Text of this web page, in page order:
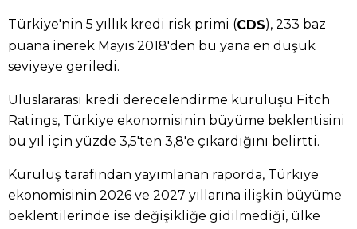
Türkiye'nin 5 yıllık kredi risk primi (CDS), 233 baz
puana inerek Mayıs 2018'den bu yana en düşük
seviyeye geriledi.
Uluslararası kredi derecelendirme kuruluşu Fitch
Ratings, Türkiye ekonomisinin büyüme beklentisini
bu yıl için yüzde 3,5'ten 3,8'e çıkardığını belirtti.
Kuruluş tarafından yayımlanan raporda, Türkiye
ekonomisinin 2026 ve 2027 yıllarına ilişkin büyüme
beklentilerinde ise değişikliğe gidilmediği, ülke